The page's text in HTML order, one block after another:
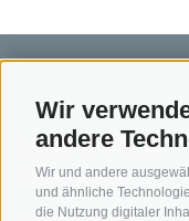
Wir
andere
Wir und andere
und ähnliche
die Nutzung digitaler
BIKEHOTELS
SÜDTIROL